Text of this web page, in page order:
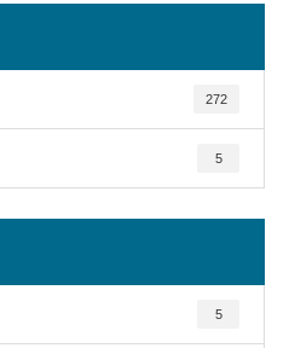
272
5
5